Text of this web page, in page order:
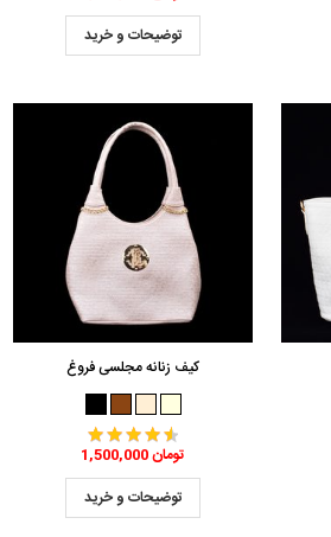
توضیحات و خرید
کیف زنانه مجلسی فروغ
1,500,000 تومان
توضیحات و خرید